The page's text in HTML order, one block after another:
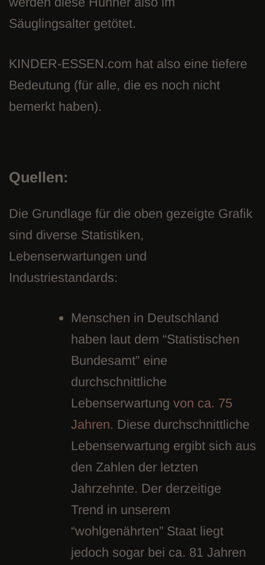
Säuglingsalter getötet.
KINDER-ESSEN.com hat also eine tiefere
Bedeutung (für alle, die es noch nicht
bemerkt haben).
Quellen:
Die Grundlage für die oben gezeigte Grafik
sind diverse Statistiken,
Lebenserwartungen und
Industriestandards:
Menschen in Deutschland
haben laut dem “Statistischen
Bundesamt” eine
durchschnittliche
Lebenserwartung von ca. 75
Jahren. Diese durchschnittliche
Lebenserwartung ergibt sich aus
den Zahlen der letzten
Jahrzehnte. Der derzeitige
Trend in unserem
“wohlgenährten” Staat liegt
jedoch sogar bei ca. 81 Jahren